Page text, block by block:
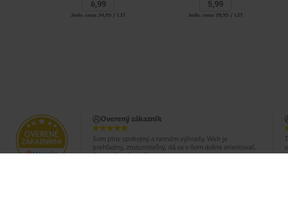
6,99
Jedn. cena 34,95 / LIT
5,99
Jedn. cena 29,95 / LIT
Overený zákazník
Som plne spokojný a nemám výhrady. Web je
prehľadný, zrozumiteľný, dá sa v ňom dobre orientovať.
Som stály zákazník.